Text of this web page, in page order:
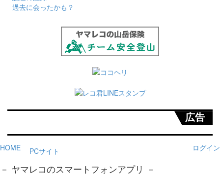
過去に会ったかも？
広告
HOME ログイン
PCサイト
－ ヤマレコのスマートフォンアプリ －